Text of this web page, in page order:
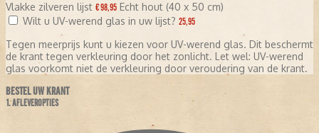
Vlakke zilveren lijst € 98,95 Echt hout (40 x 50 cm)
Wilt u UV-werend glas in uw lijst? 25,95
Tegen meerprijs kunt u kiezen voor UV-werend glas. Dit beschermt
de krant tegen verkleuring door het zonlicht. Let wel: UV-werend
glas voorkomt niet de verkleuring door veroudering van de krant.
BESTEL UW KRANT
1. AFLEVEROPTIES